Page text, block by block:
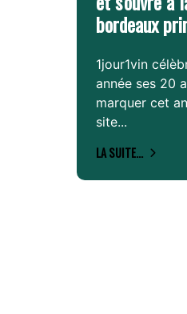
bordeaux
1jour1vin
année ses 20
marquer cet
site...
LA SUITE...